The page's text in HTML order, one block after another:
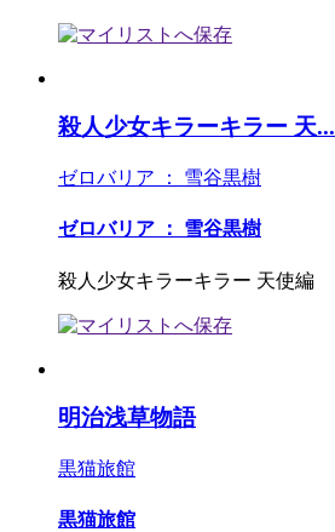
殺人少女キラーキラー 天...
ゼロバリア ： 雪谷黒樹
ゼロバリア ： 雪谷黒樹
殺人少女キラーキラー 天使編
明治浅草物語
黒猫旅館
黒猫旅館